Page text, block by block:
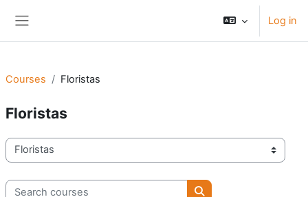
Log in
Courses Floristas
Floristas
Course categories
Search courses